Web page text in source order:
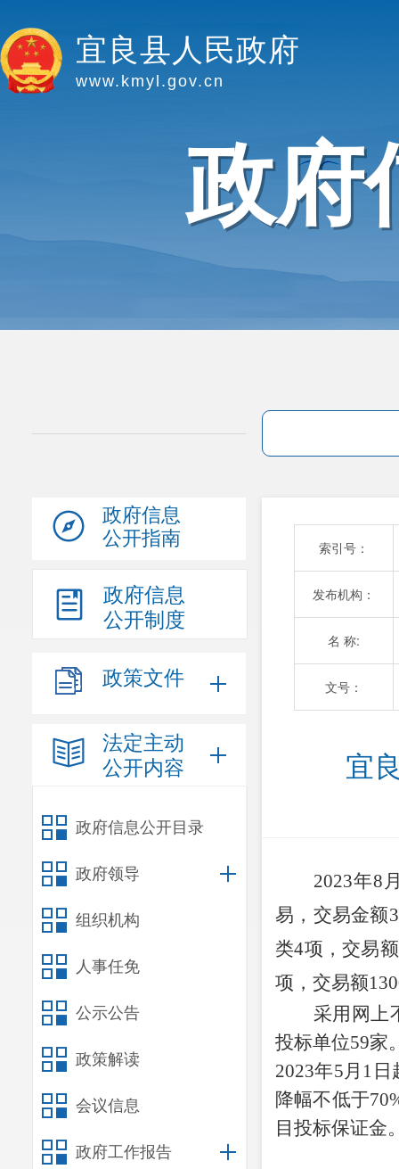
宜良县人民政府
www.kmyl.gov.cn
政府
政府信息
公开指南
政府信息
公开制度
政策文件
法定主动
公开内容
政府信息公开目录
政府领导
组织机构
人事任免
公示公告
政策解读
会议信息
政府工作报告
索引号：
发布机构：
名 称:
文号：
宜
2023年8
易，交易金额
类4项，交易
项，交易额
采用网上
投标单位59家
2023年5月1
降幅不低于
目投标保证金